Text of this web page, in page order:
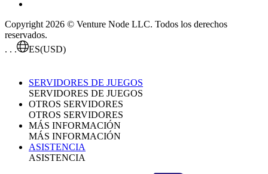
Copyright 2026 © Venture Node LLC. Todos los derechos
reservados.
. . .
ES(USD)
SERVIDORES DE JUEGOS
SERVIDORES DE JUEGOS
OTROS SERVIDORES
OTROS SERVIDORES
MÁS INFORMACIÓN
MÁS INFORMACIÓN
ASISTENCIA
ASISTENCIA